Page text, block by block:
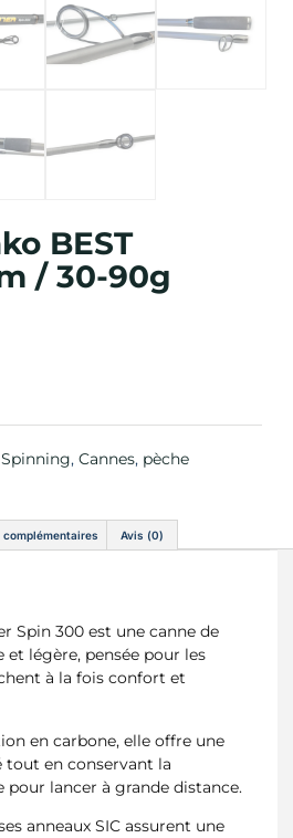
BEST
/ 30-90g
, Cannes, pèche
Avis (0)
Spin 300 est une canne de
légère, pensée pour les
à la fois confort et
en carbone, elle offre une
tout en conservant la
pour lancer à grande distance.
anneaux SIC assurent une